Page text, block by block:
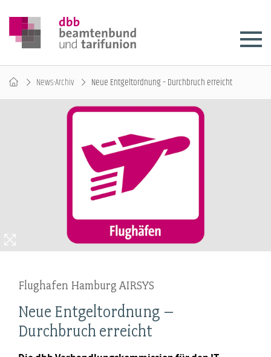
News-Archiv Neue Entgeltordnung – Durchbruch erreicht
Flughafen Hamburg AIRSYS
Neue Entgeltordnung –
Durchbruch erreicht